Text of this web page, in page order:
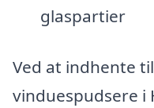
glaspartier
Ved at indhente
vinduespudsere i